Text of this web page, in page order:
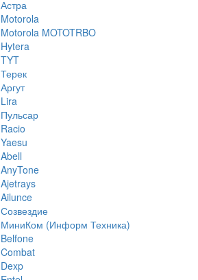
Астра
Motorola
Motorola MOTOTRBO
Hytera
TYT
Терек
Аргут
Lira
Пульсар
Racio
Yaesu
Abell
AnyTone
Ajetrays
Ailunce
Созвездие
МиниКом (Информ Техника)
Belfone
Combat
Dexp